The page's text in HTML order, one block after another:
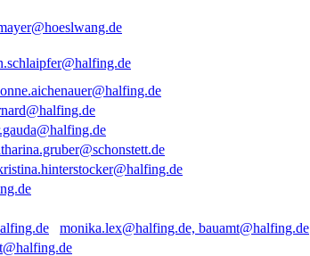
monika.lex@halfing.de, bauamt@halfing.de